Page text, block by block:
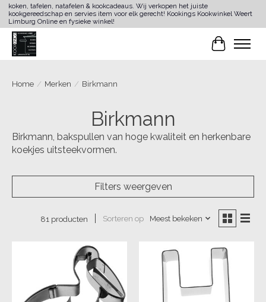
koken, tafelen, natafelen & kookcadeaus. Wij verkopen het juiste
kookgereedschap en servies item voor elk gerecht! Kookings Kookwinkel Weert
Limburg Online en fysieke winkel!
Home / Merken / Birkmann
Birkmann
Birkmann, bakspullen van hoge kwaliteit en herkenbare
koekjes uitsteekvormen.
Filters weergeven
81 producten Sorteren op Meest bekeken